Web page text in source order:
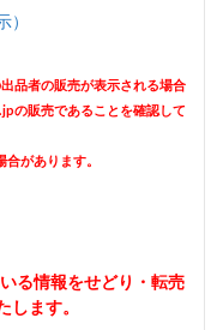
品者の販売が表示される場合
の販売であることを確認して
があります。
る情報をせどり・転売
ます。